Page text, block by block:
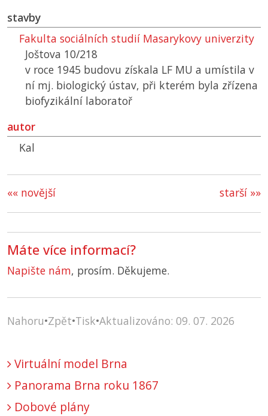
stavby
Fakulta sociálních studií Masarykovy univerzity
Joštova 10/218
v roce 1945 budovu získala LF MU a umístila v
ní mj. biologický ústav, při kterém byla zřízena
biofyzikální laboratoř
autor
Kal
starší »»
«« novější
Máte více informací?
Napište nám, prosím. Děkujeme.
Nahoru•Zpět•Tisk•Aktualizováno: 09. 07. 2026
Virtuální model Brna
Panorama Brna roku 1867
Dobové plány